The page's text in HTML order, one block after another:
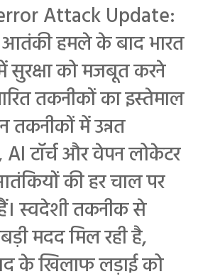
Attack Update:
हमले के बाद भारत
सुरक्षा को मजबूत करने
तकनीकों का इस्तेमाल
तकनीकों में उन्नत
AI टॉर्च और वेपन लोकेटर
की हर चाल पर
स्वदेशी तकनीक से
मदद मिल रही है,
के खिलाफ लड़ाई को